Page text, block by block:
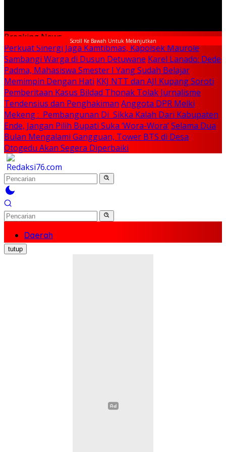
Scroll Ke Bawah Untuk Melanjutkan
Breaking News
Perkuat Sinergi Jaga Kamtibmas, Kapolsek Maurole
Sambangi Warga di Dusun Detuwane Karel Lanado: Dede
Padma, Mahasiswa Smester I Yang Sudah Belajar
Memimpin Dengan Hati KKJ NTT dan AJI Kupang Soroti
Pemberitaan Kasus Bildad Thonak Tolak Jurnalisme
Tendensius dan Penghakiman Anggota DPR Melki
Mekeng : Pembangunan Di Sikka Kalah Dari Kabupaten
Ende, Jangan Pilih Bupati Suka ‘Wora-Wora’Selama Dua
Bulan Mengalami Gangguan, Tower BTS di Desa
Otogedu Akan Segera Diperbaiki
Daerah
Nasional
Politik
tutup